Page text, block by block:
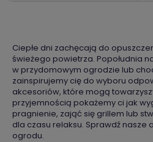
Ciepłe dni zachęcają do
świeżego powietrza. Popołudnia
w przydomowym ogrodzie lub
zainspirujemy cię do wyboru
akcesoriów, które mogą
przyjemnością pokażemy ci jak
pragnienie, zająć się grillem lub
dla czasu relaksu. Sprawdź nasze
ogrodu.